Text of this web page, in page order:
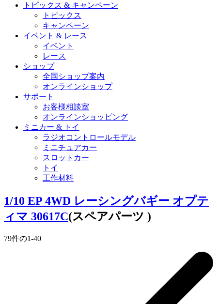
トピックス & キャンペーン
トピックス
キャンペーン
イベント & レース
イベント
レース
ショップ
全国ショップ案内
オンラインショップ
サポート
お客様相談室
オンラインショッピング
ミニカー & トイ
ラジオコントロールモデル
ミニチュアカー
スロットカー
トイ
工作材料
1/10 EP 4WD レーシングバギー オプテ
ィマ 30617C(スペアパーツ )
79件の1-40